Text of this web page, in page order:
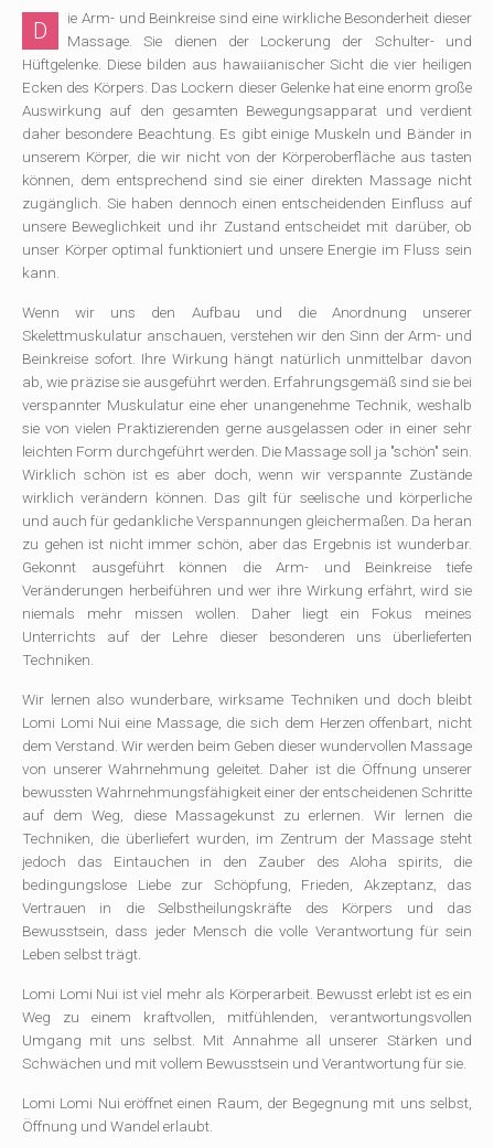
D
ie Arm- und Beinkreise sind eine wirkliche Besonderheit dieser
Massage. Sie dienen der Lockerung der Schulter- und
Hüftgelenke. Diese bilden aus hawaiianischer Sicht die vier heiligen
Ecken des Körpers. Das Lockern dieser Gelenke hat eine enorm große
Auswirkung auf den gesamten Bewegungsapparat und verdient
daher besondere Beachtung. Es gibt einige Muskeln und Bänder in
unserem Körper, die wir nicht von der Körperoberfläche aus tasten
können, dem entsprechend sind sie einer direkten Massage nicht
zugänglich. Sie haben dennoch einen entscheidenden Einfluss auf
unsere Beweglichkeit und ihr Zustand entscheidet mit darüber, ob
unser Körper optimal funktioniert und unsere Energie im Fluss sein
kann.
Wenn wir uns den Aufbau und die Anordnung unserer
Skelettmuskulatur anschauen, verstehen wir den Sinn der Arm- und
Beinkreise sofort. Ihre Wirkung hängt natürlich unmittelbar davon
ab, wie präzise sie ausgeführt werden. Erfahrungsgemäß sind sie bei
verspannter Muskulatur eine eher unangenehme Technik, weshalb
sie von vielen Praktizierenden gerne ausgelassen oder in einer sehr
leichten Form durchgeführt werden. Die Massage soll ja "schön" sein.
Wirklich schön ist es aber doch, wenn wir verspannte Zustände
wirklich verändern können. Das gilt für seelische und körperliche
und auch für gedankliche Verspannungen gleichermaßen. Da heran
zu gehen ist nicht immer schön, aber das Ergebnis ist wunderbar.
Gekonnt ausgeführt können die Arm- und Beinkreise tiefe
Veränderungen herbeiführen und wer ihre Wirkung erfährt, wird sie
niemals mehr missen wollen. Daher liegt ein Fokus meines
Unterrichts auf der Lehre dieser besonderen uns überlieferten
Techniken.
Wir lernen also wunderbare, wirksame Techniken und doch bleibt
Lomi Lomi Nui eine Massage, die sich dem Herzen offenbart, nicht
dem Verstand. Wir werden beim Geben dieser wundervollen Massage
von unserer Wahrnehmung geleitet. Daher ist die Öffnung unserer
bewussten Wahrnehmungsfähigkeit einer der entscheidenen Schritte
auf dem Weg, diese Massagekunst zu erlernen. Wir lernen die
Techniken, die überliefert wurden, im Zentrum der Massage steht
jedoch das Eintauchen in den Zauber des Aloha spirits, die
bedingungslose Liebe zur Schöpfung, Frieden, Akzeptanz, das
Vertrauen in die Selbstheilungskräfte des Körpers und das
Bewusstsein, dass jeder Mensch die volle Verantwortung für sein
Leben selbst trägt.
Lomi Lomi Nui ist viel mehr als Körperarbeit. Bewusst erlebt ist es ein
Weg zu einem kraftvollen, mitfühlenden, verantwortungsvollen
Umgang mit uns selbst. Mit Annahme all unserer Stärken und
Schwächen und mit vollem Bewusstsein und Verantwortung für sie.
Lomi Lomi Nui eröffnet einen Raum, der Begegnung mit uns selbst,
Öffnung und Wandel erlaubt.